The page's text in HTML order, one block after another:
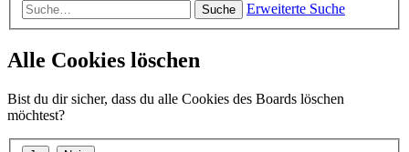
Suche Erweiterte Suche
Alle Cookies löschen
Bist du dir sicher, dass du alle Cookies des Boards löschen
möchtest?